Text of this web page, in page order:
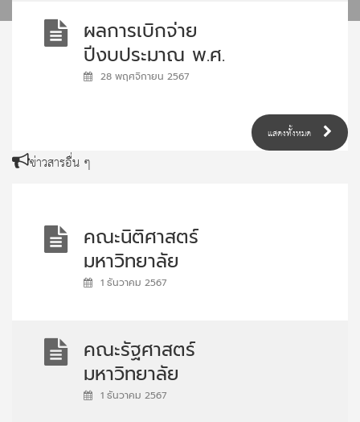
นครนายก ระยะที่ 1
(แบบงานภูมิ
สถาปัตยกรรม งานยุด
(A6, A7, ศรีมาลา) ศูนย์
ศึกษาและพัฒนาชุมชน
เพชรบุรี ตำบลเขาใหญ่
อำเภอชะอำ จังหวัด
เพชรบุรี ด้วยวิธีประกวด
ราคาอิเล็กทรอนิกส์ (e-
bidding) ลว 2 ธ.ค.67
ผลการเบิกจ่าย
ปีงบประมาณ พ.ศ.
2562
28 พฤศจิกายน 2567
แสดงทั้งหมด
ข่าวสารอื่น ๆ
คณะนิติศาสตร์
มหาวิทยาลัย
ธรรมศาสตร์ จัด
ประกาศนียบัตรกฎหมาย
มหาชน โดยมีค่าใช้จ่ายใน
การอบรม คณะ
นิติศาสตร์ มหาวิทยาลัย
1 ธันวาคม 2567
คณะรัฐศาสตร์
มหาวิทยาลัย
ธรรมศาสตร์
1 ธันวาคม 2567